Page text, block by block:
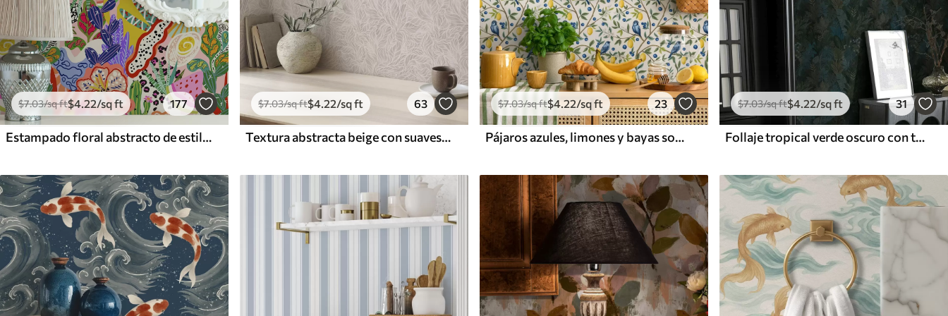
$7.03/sq ft$4.22/sq ft 177
Estampado floral abstracto de estilo pop art
$7.03/sq ft$4.22/sq ft 63
Textura abstracta beige con suaves líneas de hojas
$7.03/sq ft$4.22/sq ft 23
Pájaros azules, limones y bayas sobre fondo blanco
$7.03/sq ft$4.22/sq ft 31
Follaje tropical verde oscuro con toques azules